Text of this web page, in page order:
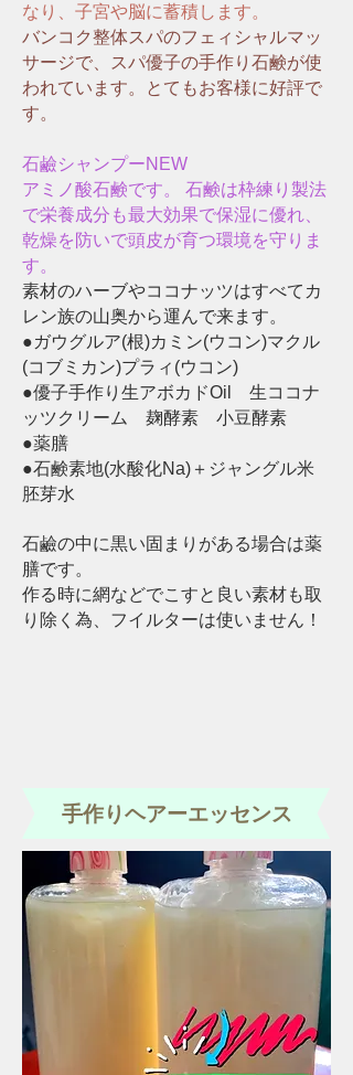
なり、子宮や脳に蓄積します。
バンコク整体スパのフェィシャルマッ
サージで、スパ優子の手作り石鹸が使
われています。とてもお客様に好評で
す。
石鹼シャンプーNEW​
アミノ酸石鹸です。 石鹸は枠練り製法
で栄養成分も最大効果で保湿に優れ、
乾燥を防いで頭皮が育つ環境を守りま
す。
素材のハーブやココナッツはすべてカ
レン族の山奥から運んで来ます。
●ガウグルア(根)カミン(ウコン)マクル
(コブミカン)プラィ(ウコン)
●優子手作り生アボカドOil 生ココナ
ッツクリーム 麹酵素 小豆酵素
●薬膳
●石鹸素地(水酸化Na)＋ジャングル米
胚芽水
石鹼の中に黒い固まりがある場合は薬
膳です。
作る時に網などでこすと良い素材も取
り除く為、フイルターは使いません！
手作り​ヘアーエッセンス